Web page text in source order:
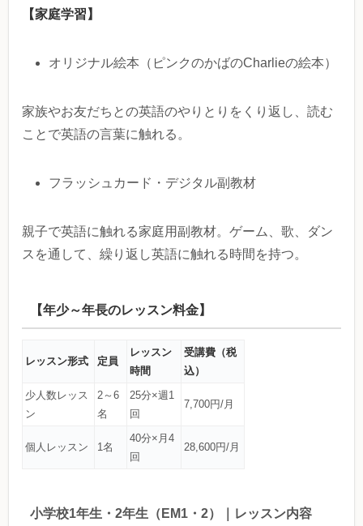
【家庭学習】
オリジナル絵本（ピンクのかばのCharlieの絵本）
家族やお友だちとの英語のやりとりをくり返し、読む
ことで英語の言葉に触れる。
フラッシュカード・デジタル副教材
親子で英語に触れる家庭用副教材。ゲーム、歌、ダン
スを通して、繰り返し英語に触れる時間を持つ。
【年少～年長のレッスン料金】
レッスン形式 定員
レッスン
時間
受講費（税
込）
少人数レッス
ン
2～6
名
25分×週1
回
7,700円/月
個人レッスン 1名
40分×月4
回
28,600円/月
小学校1年生・2年生（EM1・2）｜レッスン内容